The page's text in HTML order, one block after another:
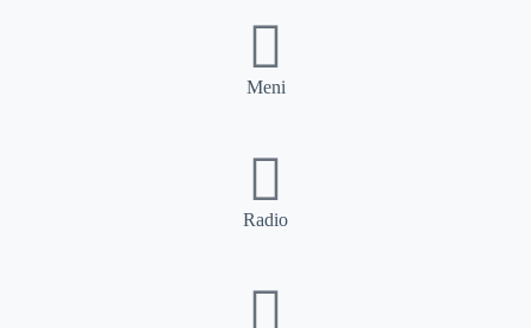
Meni
Radio